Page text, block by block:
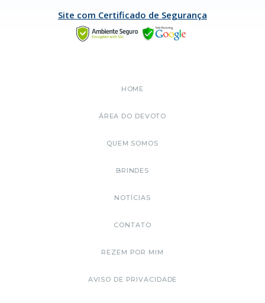
Site com Certificado de Segurança
HOME
ÁREA DO DEVOTO
QUEM SOMOS
BRINDES
NOTÍCIAS
CONTATO
REZEM POR MIM
AVISO DE PRIVACIDADE